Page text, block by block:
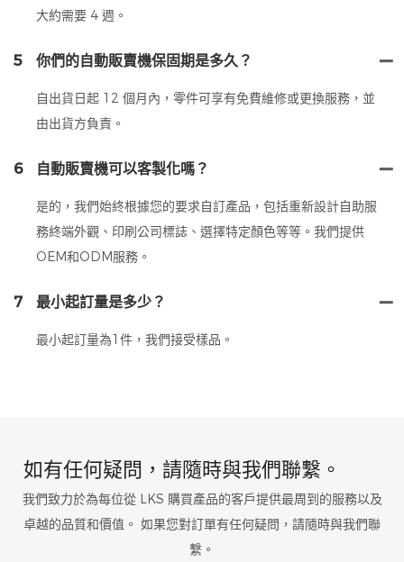
大約需要 4 週。
5 你們的自動販賣機保固期是多久？
自出貨日起 12 個月內，零件可享有免費維修或更換服務，並
由出貨方負責。
6 自動販賣機可以客製化嗎？
是的，我們始終根據您的要求自訂產品，包括重新設計自助服
務終端外觀、印刷公司標誌、選擇特定顏色等等。我們提供
OEM和ODM服務。
7 最小起訂量是多少？
最小起訂量為1件，我們接受樣品。
如有任何疑問，請隨時與我們聯繫。
我們致力於為每位從 LKS 購買產品的客戶提供最周到的服務以及
卓越的品質和價值。 如果您對訂單有任何疑問，請隨時與我們聯
繫。